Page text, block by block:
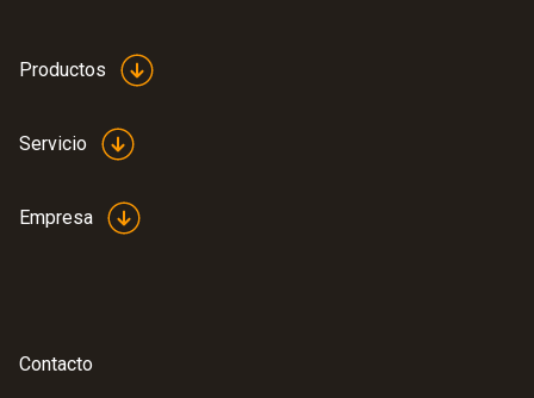
Productos
Servicio
Empresa
Contacto